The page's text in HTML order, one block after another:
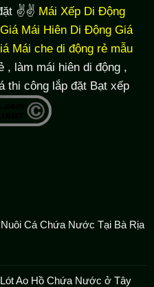
✌✌ Mái Xếp Di Động
Mái Hiên Di Động Giá
Mái che di động rẻ mẫu
, làm mái hiên di động,
thi công lắp đặt Bạt xếp
Cá Chứa Nước Tại Bà Rịa
Ao Hồ Chứa Nước ở Tây